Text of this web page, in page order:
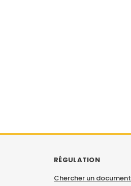
RÉGULATION
Chercher un document